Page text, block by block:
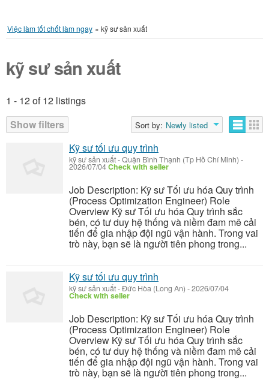
Việc làm tốt chốt làm ngay » kỹ sư sản xuất
kỹ sư sản xuất
1 - 12 of 12 listings
Show filters
Sort by: Newly listed
Listings
Kỹ sư tối ưu quy trình
kỹ sư sản xuất-Quận Bình Thạnh (Tp Hồ Chí Minh) -
2026/07/04Check with seller
Job Description: Kỹ sư Tối ưu hóa Quy trình
(Process Optimization Engineer) Role
Overview Kỹ sư Tối ưu hóa Quy trình sắc
bén, có tư duy hệ thống và niềm đam mê cải
tiến để gia nhập đội ngũ vận hành. Trong vai
trò này, bạn sẽ là người tiên phong trong...
Kỹ sư tối ưu quy trình
kỹ sư sản xuất-Đức Hòa (Long An) -2026/07/04
Check with seller
Job Description: Kỹ sư Tối ưu hóa Quy trình
(Process Optimization Engineer) Role
Overview Kỹ sư Tối ưu hóa Quy trình sắc
bén, có tư duy hệ thống và niềm đam mê cải
tiến để gia nhập đội ngũ vận hành. Trong vai
trò này, bạn sẽ là người tiên phong trong...